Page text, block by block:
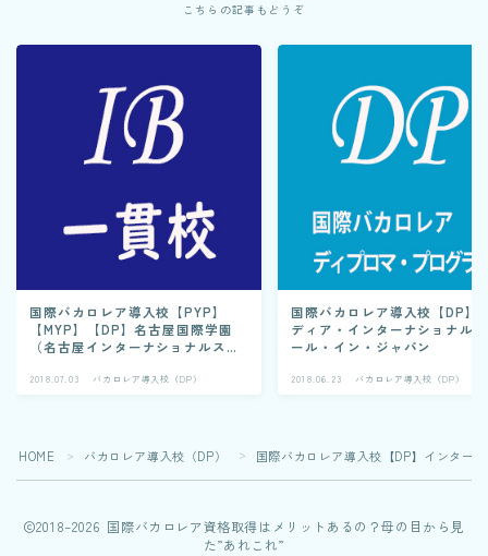
こちらの記事もどうぞ
国際バカロレア導入校【PYP】
【MYP】【DP】名古屋国際学園
（名古屋インターナショナルスク
2018.07.03 バカロレア導入校（DP）
国際バカロレア導入校【DP】
ディア・インターナショナル
ール・イン・ジャパン
2018.06.23 バカロレア導入校（DP）
HOME ＞ バカロレア導入校（DP） ＞ 国際バカロレア導入校【DP】インター
2018–2026 国際バカロレア資格取得はメリットあるの？母の目から見
た”あれこれ”